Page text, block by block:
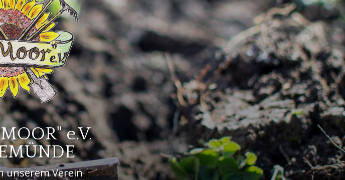
e.V.
unserem Verein